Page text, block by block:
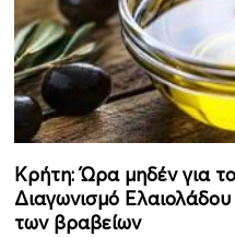
Κρήτη: Ώρα μηδέν για
Διαγωνισμό
των βραβείων